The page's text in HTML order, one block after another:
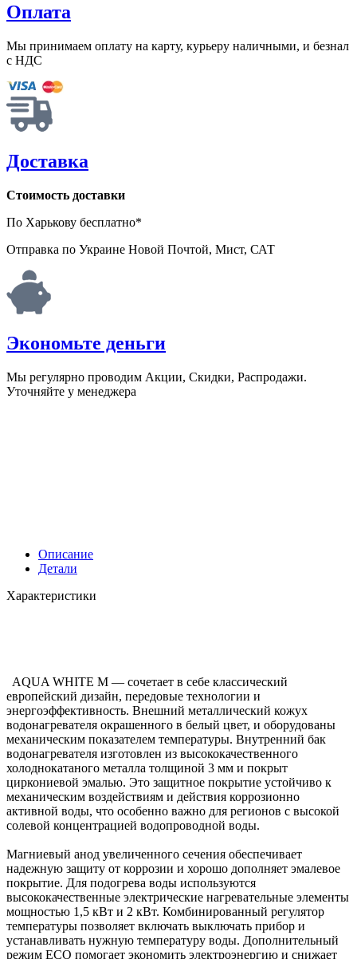
Оплата
Мы принимаем оплату на карту, курьеру наличными, и безнал
с НДС
Доставка
Стоимость доставки
По Харькову бесплатно*
Отправка по Украине Новой Почтой, Мист, САТ
Экономьте деньги
Мы регулярно проводим Акции, Скидки, Распродажи.
Уточняйте у менеджера
Описание
Детали
Характеристики
AQUA WHITE M — сочетает в себе классический
европейский дизайн, передовые технологии и
энергоэффективность. Внешний металлический кожух
водонагревателя окрашенного в белый цвет, и оборудованы
механическим показателем температуры. Внутренний бак
водонагревателя изготовлен из высококачественного
холоднокатаного металла толщиной 3 мм и покрыт
циркониевой эмалью. Это защитное покрытие устойчиво к
механическим воздействиям и действия коррозионно
активной воды, что особенно важно для регионов с высокой
солевой концентрацией водопроводной воды.
Магниевый анод увеличенного сечения обеспечивает
надежную защиту от коррозии и хорошо дополняет эмалевое
покрытие. Для подогрева воды используются
высококачественные электрические нагревательные элементы
мощностью 1,5 кВт и 2 кВт. Комбинированный регулятор
температуры позволяет включать выключать прибор и
устанавливать нужную температуру воды. Дополнительный
режим ЕСО помогает экономить электроэнергию и снижает